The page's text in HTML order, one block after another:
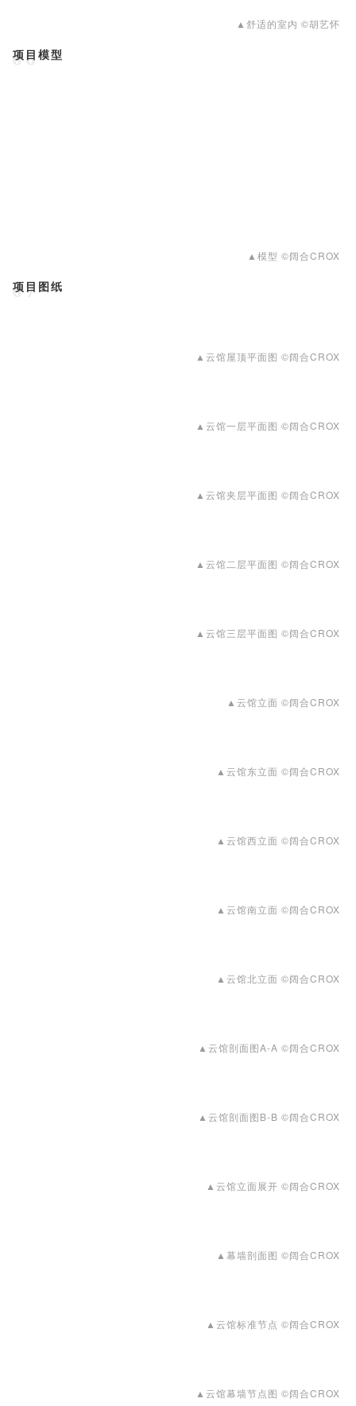
▲舒适的室内 ©胡艺怀
06
项目模型
▲模型 ©阔合CROX
07
项目图纸
▲云馆屋顶平面图 ©阔合CROX
▲云馆一层平面图 ©阔合CROX
▲云馆夹层平面图 ©阔合CROX
▲云馆二层平面图 ©阔合CROX
▲云馆三层平面图 ©阔合CROX
▲云馆立面 ©阔合CROX
▲云馆东立面 ©阔合CROX
▲云馆西立面 ©阔合CROX
▲云馆南立面 ©阔合CROX
▲云馆北立面 ©阔合CROX
▲云馆剖面图A-A ©阔合CROX
▲云馆剖面图B-B ©阔合CROX
▲云馆立面展开 ©阔合CROX
▲幕墙剖面图 ©阔合CROX
▲云馆标准节点 ©阔合CROX
▲云馆幕墙节点图 ©阔合CROX